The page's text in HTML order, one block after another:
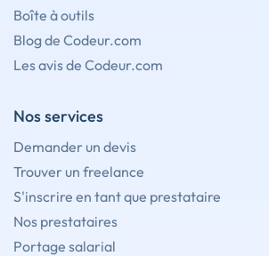
Boîte à outils
Blog de Codeur.com
Les avis de Codeur.com
Nos services
Demander un devis
Trouver un freelance
S'inscrire en tant que prestataire
Nos prestataires
Portage salarial